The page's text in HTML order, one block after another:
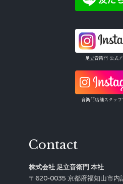
足立音衛門 公式
音衛門店舗スタッフ
Contact
株式会社 足立音衛門 本社
〒620-0035 京都府福知山市内